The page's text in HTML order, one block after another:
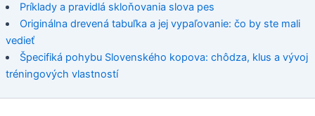
Príklady a pravidlá skloňovania slova pes
Originálna drevená tabuľka a jej vypaľovanie: čo by ste mali
vedieť
Špecifiká pohybu Slovenského kopova: chôdza, klus a vývoj
tréningových vlastností